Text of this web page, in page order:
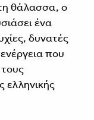
θάλασσα, ο
ένα
δυνατές
που
ελληνικής